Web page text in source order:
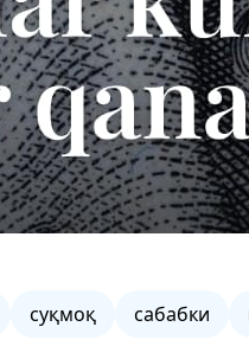
суқмоқ сабабки